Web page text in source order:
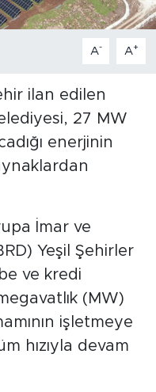
A- A+
ilan edilen
27 MW
enerjinin
İmar ve
Yeşil Şehirler
ve kredi
(MW)
işletmeye
hızıyla devam